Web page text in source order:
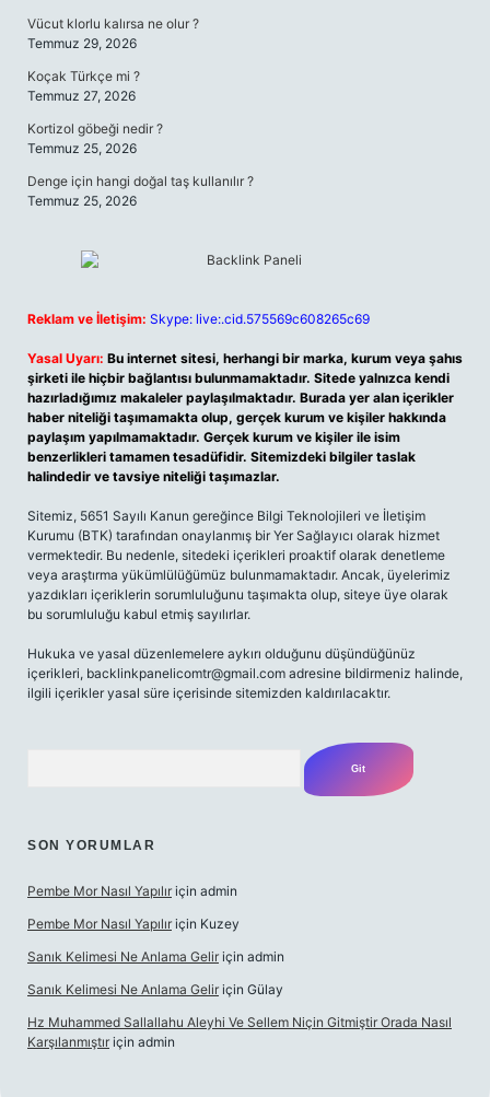
Vücut klorlu kalırsa ne olur ?
Temmuz 29, 2026
Koçak Türkçe mi ?
Temmuz 27, 2026
Kortizol göbeği nedir ?
Temmuz 25, 2026
Denge için hangi doğal taş kullanılır ?
Temmuz 25, 2026
Reklam ve İletişim: Skype: live:.cid.575569c608265c69
Yasal Uyarı: Bu internet sitesi, herhangi bir marka, kurum veya şahıs
şirketi ile hiçbir bağlantısı bulunmamaktadır. Sitede yalnızca kendi
hazırladığımız makaleler paylaşılmaktadır. Burada yer alan içerikler
haber niteliği taşımamakta olup, gerçek kurum ve kişiler hakkında
paylaşım yapılmamaktadır. Gerçek kurum ve kişiler ile isim
benzerlikleri tamamen tesadüfidir. Sitemizdeki bilgiler taslak
halindedir ve tavsiye niteliği taşımazlar.
Sitemiz, 5651 Sayılı Kanun gereğince Bilgi Teknolojileri ve İletişim
Kurumu (BTK) tarafından onaylanmış bir Yer Sağlayıcı olarak hizmet
vermektedir. Bu nedenle, sitedeki içerikleri proaktif olarak denetleme
veya araştırma yükümlülüğümüz bulunmamaktadır. Ancak, üyelerimiz
yazdıkları içeriklerin sorumluluğunu taşımakta olup, siteye üye olarak
bu sorumluluğu kabul etmiş sayılırlar.
Hukuka ve yasal düzenlemelere aykırı olduğunu düşündüğünüz
içerikleri, backlinkpanelicomtr@gmail.com adresine bildirmeniz halinde,
ilgili içerikler yasal süre içerisinde sitemizden kaldırılacaktır.
SON YORUMLAR
Pembe Mor Nasıl Yapılır için admin
Pembe Mor Nasıl Yapılır için Kuzey
Sanık Kelimesi Ne Anlama Gelir için admin
Sanık Kelimesi Ne Anlama Gelir için Gülay
Hz Muhammed Sallallahu Aleyhi Ve Sellem Niçin Gitmiştir Orada Nasıl
Karşılanmıştır için admin